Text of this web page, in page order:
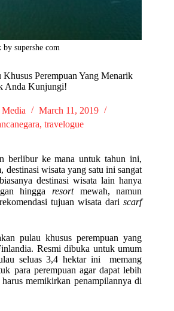
by supershe com
Khusus Perempuan Yang Menarik
Anda Kunjungi!
Media
March 11, 2019
, travelogue
berlibur ke mana untuk tahun ini,
destinasi wisata yang satu ini sangat
destinasi wisata lain hanya
hingga resortmewah, namun
tujuan wisata dariscarf
pulau khusus perempuan yang
Resmi dibuka untuk umum
seluas 3,4 hektar ini memang
para perempuan agar dapat lebih
memikirkan penampilannya di